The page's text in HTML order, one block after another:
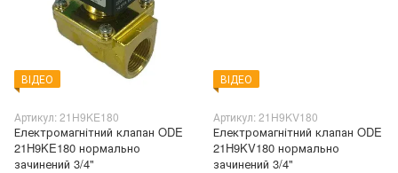
ВІДЕО
Артикул: 21H9KE180
Електромагнітний клапан ODE
21H9KE180 нормально
зачинений 3/4"
ВІДЕО
Артикул: 21H9KV180
Електромагнітний клапан ODE
21H9KV180 нормально
зачинений 3/4"